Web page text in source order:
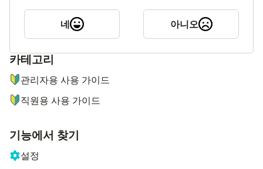
네 아니오
ナビゲーションメニュー
카테고리
관리자용 사용 가이드
직원용 사용 가이드
기능에서 찾기
설정